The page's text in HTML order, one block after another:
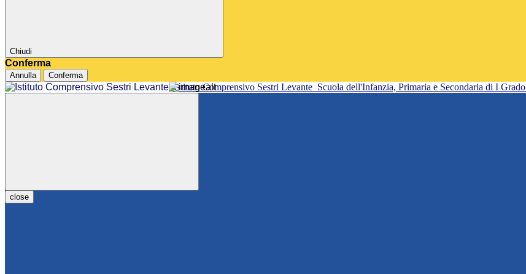
Chiudi
Conferma
Annulla Conferma
Istituto Comprensivo Sestri Levante Scuola dell'Infanzia, Primaria e Secondaria di I Grado
close